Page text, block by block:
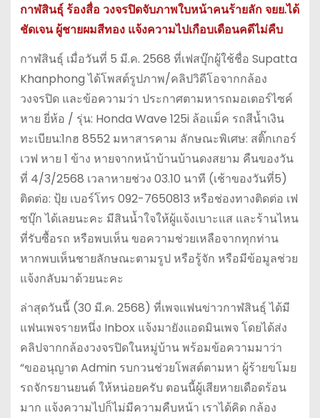
กาฬสินธุ์ ร้องสื่อ วงจรปิดจับภาพใบหน้าคนร้ายลัก จยย.ได้
ชัดเจน ผู้ชายผมสีทอง แจ้งความไปเกือบเดือนคดีไม่คืบ
กาฬสินธุ์ เมื่อวันที่ 5 มี.ค. 2568 ที่เฟสบุ๊กผู้ใช้ชื่อ Supatta
Khanphong ได้โพสต์รูปภาพ/คลิปวิดีโอจากกล้อง
วงจรปิด และข้อความว่า ประกาศตามหารถมอเตอร์ไซค์
หาย ยี่ห้อ / รุ่น: Honda Wave 125i ล้อแม็ค รถสีน้ำเงิน
ทะเบียน:1กฮ 8552 มหาสารคาม ลักษณะพิเศษ: สติ๊กเกอร์
เวฟ หาย 1 ข้าง หายจากหน้าบ้านบ้านดงสยาม คืนของวัน
ที่ 4/3/2568 เวลาหายช่วง 03.10 นาที (เช้าของวันที่5)
ติดต่อ: ปุ้ย เบอร์โทร 092-7650813 หรือช่องทางติดต่อ เฟ
ซบุ๊ก ได้เลยนะคะ มีสินน้ำใจให้ผู้แจ้งเบาะแส และร้านไหน
ที่รับซื้อรถ หรือพบเห็น ขอความช่วยเหลือจากทุกท่าน
หากพบเห็นชายลักษณะตามรูป หรือรู้จัก หรือมีข้อมูลช่วย
แจ้งกลับมาด้วยนะคะ
ล่าสุดวันนี้ (30 มี.ค. 2568) ที่เพจแฟนข่าวกาฬสินธุ์ ได้มี
แฟนเพจรายหนึ่ง Inbox แจ้งมายังแอดมินเพจ โดยได้ส่ง
คลิปจากกล้องวงจรปิดในหมู่บ้าน พร้อมข้อความมาว่า
“ขออนุญาต Admin รบกวนช่วยโพสต์ตามหา ผู้ร้ายขโมย
รถจักรยานยนต์ ให้หน่อยครับ ตอนนี้ผู้เสียหายเดือดร้อน
มาก แจ้งความไปก็ไม่มีความคืบหน้า เราได้คิด กล้อง